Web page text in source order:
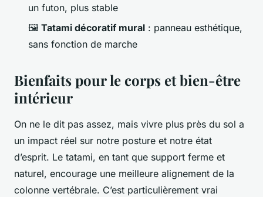
un futon, plus stable
🖼️ Tatami décoratif mural : panneau esthétique,
sans fonction de marche
Bienfaits pour le corps et bien-être
intérieur
On ne le dit pas assez, mais vivre plus près du sol a
un impact réel sur notre posture et notre état
d’esprit. Le tatami, en tant que support ferme et
naturel, encourage une meilleure alignement de la
colonne vertébrale. C’est particulièrement vrai